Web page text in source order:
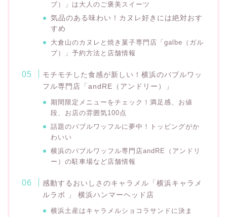
ブ）」は大人のご褒美スイーツ
気品のある味わい！カヌレ好きには絶対おす
すめ
大倉山のカヌレと焼き菓子専門店「galbe（ガル
ブ）」予約方法と店舗情報
モチモチした食感が新しい！横浜のバブルワッ
フル専門店「andRE（アンドリー）」
期間限定メニューをチェック！満足感、お値
段、お店の雰囲気100点
話題のバブルワッフルに夢中！トッピングがか
わいい
横浜のバブルワッフル専門店andRE（アンドリ
ー）の駐車場など店舗情報
感動するおいしさのキャラメル「横浜キャラメ
ルラボ 」 横浜ハンマーヘッド店
横浜土産はキャラメルショコラサンドに決ま